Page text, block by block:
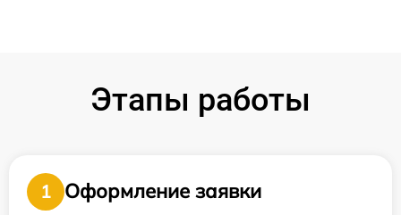
Этапы работы
1
Оформление заявки